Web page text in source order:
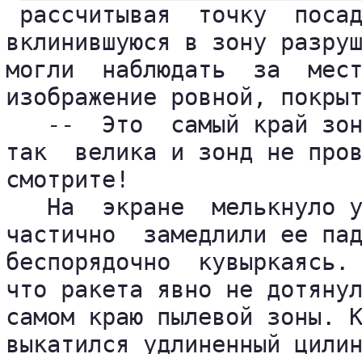
рассчитывая  точку
вклинившуюся в зону
могли  наблюдать  за
изображение ровной,
--  Это  самый край
так  велика и зонд не
смотрите!
На  экране  мелькнуло
частично  замедлили ее
беспорядочно
что ракета явно не
самом краю пылевой зоны.
выкатился удлиненный